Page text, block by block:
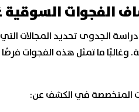
الفجوات
الجدوى تحديد
وغالبًا ما تمثل هذه الفجوات
المتخصصة في الكشف عن: